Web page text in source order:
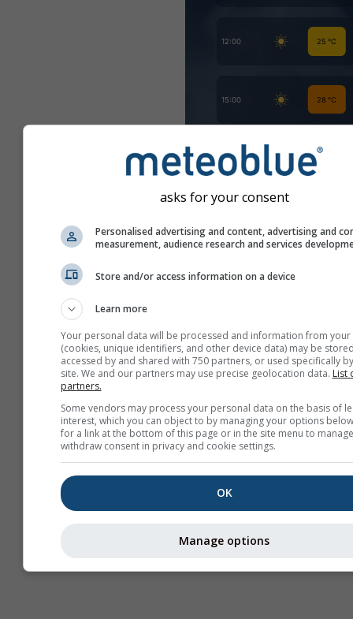
meteoTV
Zusätzliche
asks for your consent
Personalised advertising and content, advertising and
measurement, audience research and services
Store and/or access information on a device
Learn more
Your personal data will be processed and information from your
(cookies, unique identifiers, and other device data) may be
accessed by and shared with 750 partners, or used specifically
site. We and our partners may use precise geolocation data. List
partners.
Some vendors may process your personal data on the basis of
interest, which you can object to by managing your options
for a link at the bottom of this page or in the site menu to
withdraw consent in privacy and cookie settings.
OK
Manage options